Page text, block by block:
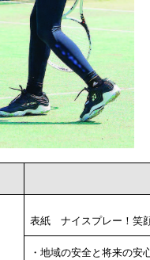
表紙 ナイスプレー！笑
・地域の安全と将来の安